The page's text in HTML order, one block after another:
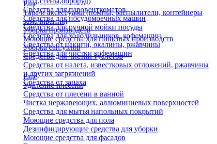
Средства для паровенткоматов
Средства для посудомоечных машин
Средства для ручной мойки посуды
Средства для холодильников, кофемашин
Средства от накипи, окалины, ржавчины
Средства для чистки кофемашин
Еще
Тара и аксессуары (помпы, распылители, контейнеры
замачивания)
Уборка производств
Моющие средства для пищевых производств
Уборка сан.узлов
Средства для чистки туалетов
Средства от налета, известковых отложений, ржавчины
и других загрязнений
Средства от запаха
Еще
Удаление плесени
Средства от плесени в ванной
Чистка нержавеющих, аллюминиевых поверхностей
Средства для мытья напольных покрытий
Моющие средства для пола
Дезинфицирующие средства для уборки
Моющие средства для фасадов